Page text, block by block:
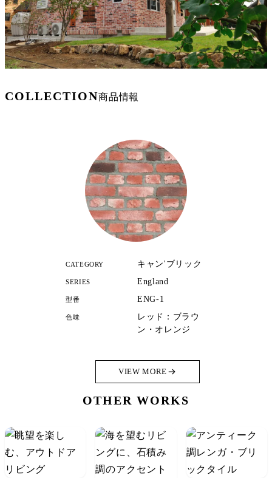
COLLECTION商品情報
CATEGORY キャン'ブリック
SERIES England
型番 ENG-1
色味
レッド：ブラウ
ン・オレンジ
VIEW MORE
OTHER WORKS